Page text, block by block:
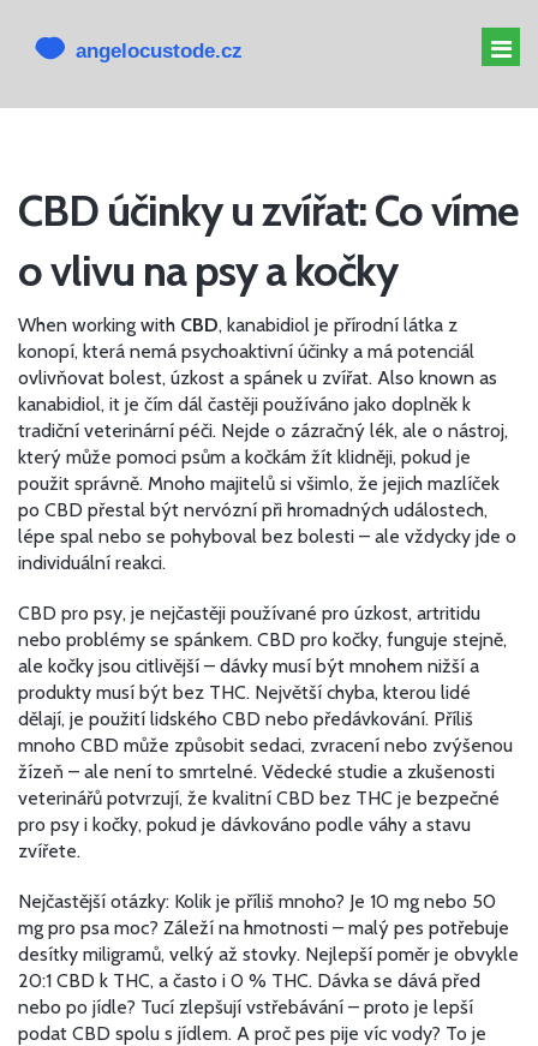
MELATONIN PSOVI
CBD PRO PSA
ALTERNATIVY K CBD
CBD účinky u zvířat: Co víme
o vlivu na psy a kočky
When working with CBD, kanabidiol je přírodní látka z
konopí, která nemá psychoaktivní účinky a má potenciál
ovlivňovat bolest, úzkost a spánek u zvířat. Also known as
kanabidiol, it je čím dál častěji používáno jako doplněk k
tradiční veterinární péči. Nejde o zázračný lék, ale o nástroj,
který může pomoci psům a kočkám žít klidněji, pokud je
použit správně. Mnoho majitelů si všimlo, že jejich mazlíček
po CBD přestal být nervózní při hromadných událostech,
lépe spal nebo se pohyboval bez bolesti – ale vždycky jde o
individuální reakci.
CBD pro psy, je nejčastěji používané pro úzkost, artritidu
nebo problémy se spánkem. CBD pro kočky, funguje stejně,
ale kočky jsou citlivější – dávky musí být mnohem nižší a
produkty musí být bez THC. Největší chyba, kterou lidé
dělají, je použití lidského CBD nebo předávkování. Příliš
mnoho CBD může způsobit sedaci, zvracení nebo zvýšenou
žízeň – ale není to smrtelné. Vědecké studie a zkušenosti
veterinářů potvrzují, že kvalitní CBD bez THC je bezpečné
pro psy i kočky, pokud je dávkováno podle váhy a stavu
zvířete.
Nejčastější otázky: Kolik je příliš mnoho? Je 10 mg nebo 50
mg pro psa moc? Záleží na hmotnosti – malý pes potřebuje
desítky miligramů, velký až stovky. Nejlepší poměr je obvykle
20:1 CBD k THC, a často i 0 % THC. Dávka se dává před
nebo po jídle? Tucí zlepšují vstřebávání – proto je lepší
podat CBD spolu s jídlem. A proč pes pije víc vody? To je